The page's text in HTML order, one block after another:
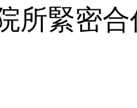
所緊密合